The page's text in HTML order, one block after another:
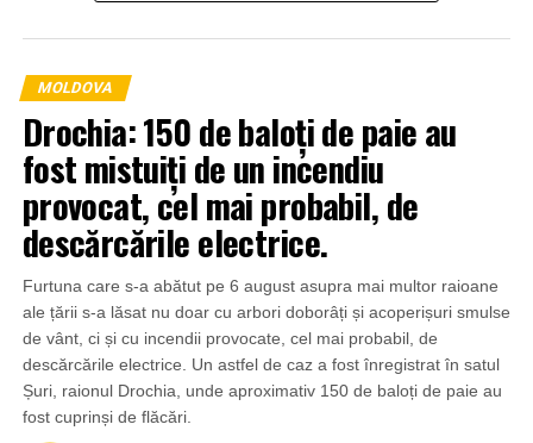
MOLDOVA
Drochia: 150 de baloți de paie au
fost mistuiți de un incendiu
provocat, cel mai probabil, de
descărcările electrice.
Furtuna care s-a abătut pe 6 august asupra mai multor raioane
ale țării s-a lăsat nu doar cu arbori doborâți și acoperișuri smulse
de vânt, ci și cu incendii provocate, cel mai probabil, de
descărcările electrice. Un astfel de caz a fost înregistrat în satul
Șuri, raionul Drochia, unde aproximativ 150 de baloți de paie au
fost cuprinși de flăcări.